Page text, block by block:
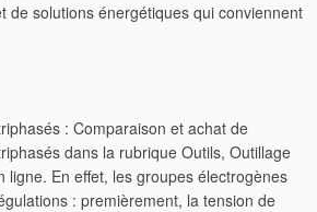
de solutions énergétiques qui conviennent
: Comparaison et achat de
dans la rubrique Outils, Outillage
ligne. En effet, les groupes électrogènes
: premièrement, la tension de